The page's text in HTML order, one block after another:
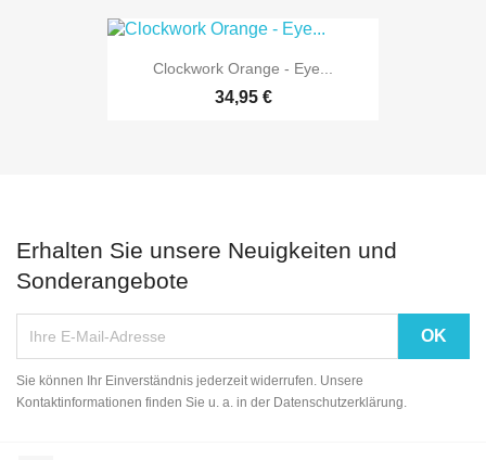
Clockwork Orange - Eye...
34,95 €
Erhalten Sie unsere Neuigkeiten und
Sonderangebote
Sie können Ihr Einverständnis jederzeit widerrufen. Unsere
Kontaktinformationen finden Sie u. a. in der Datenschutzerklärung.